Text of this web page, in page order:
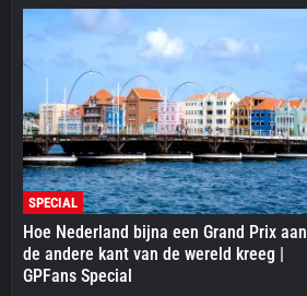
SPECIAL
Hoe Nederland bijna een Grand Prix aan
de andere kant van de wereld kreeg |
GPFans Special